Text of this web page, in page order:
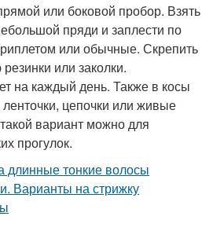
или боковой пробор. Взять
пряди и заплести по
или обычные. Скрепить
или заколки.
на каждый день. Также в косы
цепочки или живые
вариант можно для
прогулок.